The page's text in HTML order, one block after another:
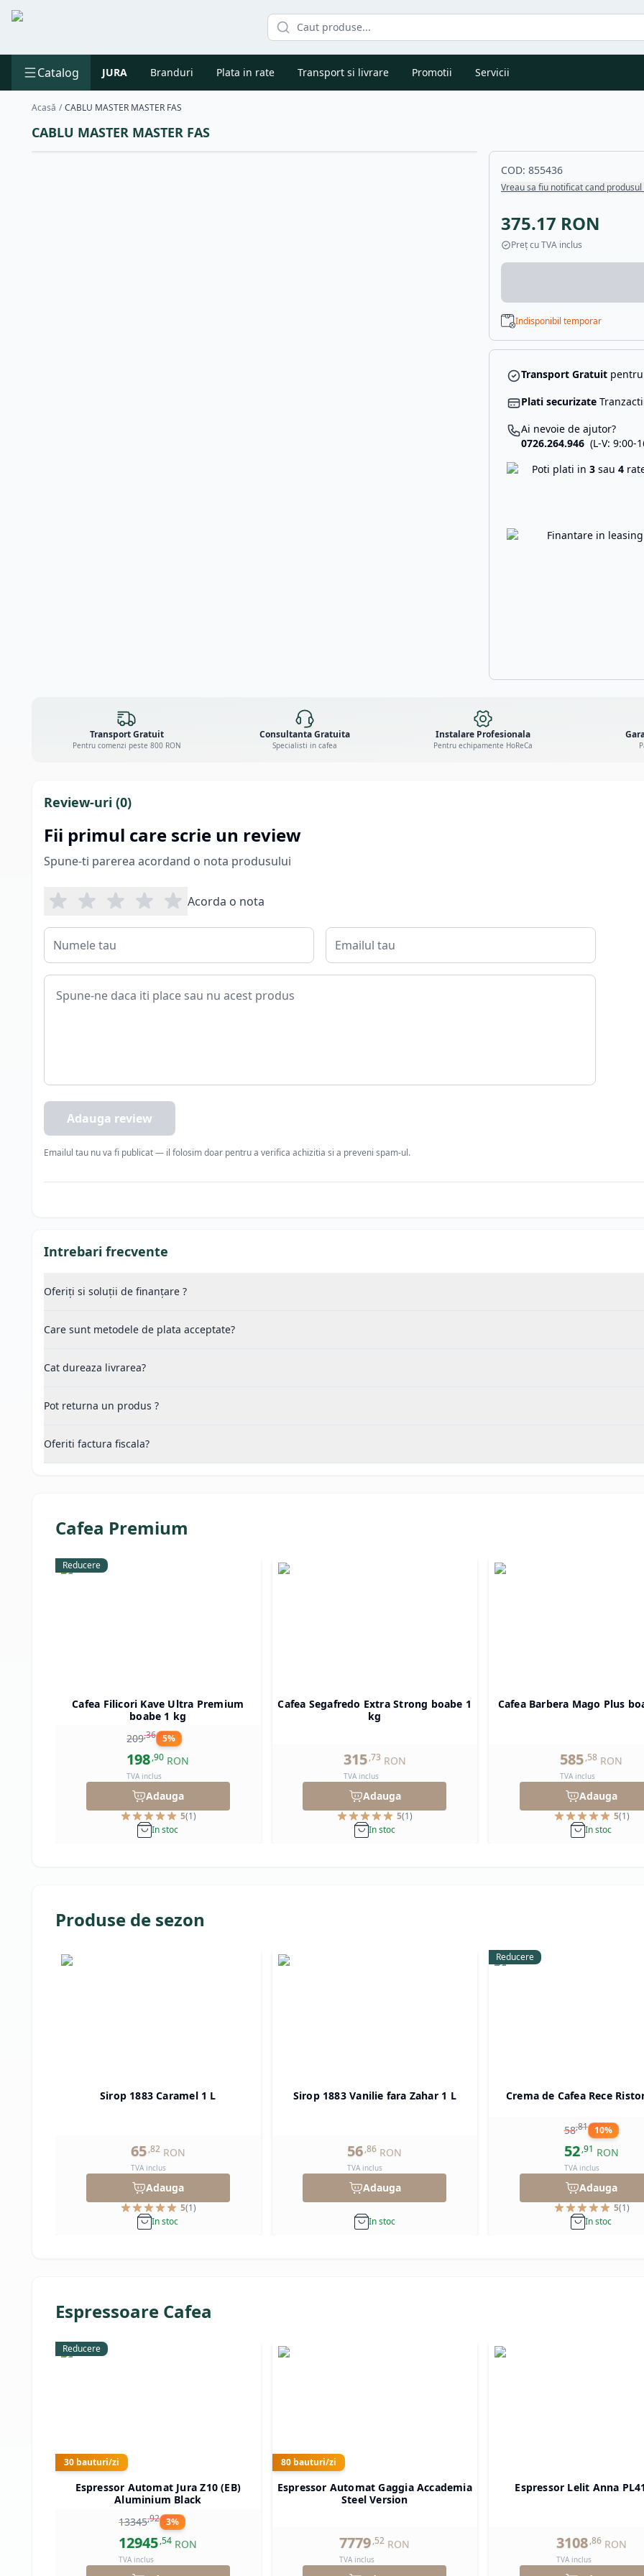
Catalog JURA Branduri Plata in rate Transport si livrare Promotii Servicii
Acasă / CABLU MASTER MASTER FAS
CABLU MASTER MASTER FAS
COD: 855436
Vreau sa fiu notificat cand
375.17 RON
Preț cu TVA inclus
Indisponibil temporar
Transport Gratuit
Plati securizate
Ai nevoie de ajutor?
0726.264.946 (L-V: 9:00-
Poti plati in 3 sau 4
Finantare in
Transport Gratuit
Pentru comenzi peste 800 RON
Consultanta Gratuita
Specialisti in cafea
Instalare Profesionala
Pentru echipamente HoReCa
Review-uri (0)
Fii primul care scrie un review
Spune-ti parerea acordand o nota produsului
Acorda o nota
Adauga review
Emailul tau nu va fi publicat — il folosim doar pentru a verifica achizitia si a preveni spam-ul.
Intrebari frecvente
Oferiți si soluții de finanțare ?
Care sunt metodele de plata acceptate?
Cat dureaza livrarea?
Pot returna un produs ?
Oferiti factura fiscala?
Cafea Premium
Reducere
Cafea Filicori Kave Ultra Premium
boabe 1 kg
209,36 5%
198,90 RON
TVA inclus
Adauga
5(1)
In stoc
Cafea Segafredo Extra Strong boabe 1
kg
315,73 RON
TVA inclus
Adauga
5(1)
In stoc
Cafea Barbera Mago Plus
585,58 RON
TVA inclus
Adauga
5(1)
In stoc
Produse de sezon
Sirop 1883 Caramel 1 L
65,82 RON
TVA inclus
Adauga
5(1)
In stoc
Sirop 1883 Vanilie fara Zahar 1 L
56,86 RON
TVA inclus
Adauga
In stoc
Reducere
Crema de Cafea Rece
58,81 10%
52,91 RON
TVA inclus
Adauga
5(1)
In stoc
Espressoare Cafea
Reducere
30 bauturi/zi
Espressor Automat Jura Z10 (EB)
Aluminium Black
13345,92 3%
12945,54 RON
TVA inclus
80bauturi/zi
Espressor Automat Gaggia Accademia
Steel Version
7779,52 RON
TVA inclus
Espressor Lelit Anna
3108,86 RON
TVA inclus